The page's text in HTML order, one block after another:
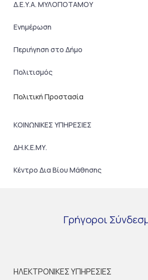
Δ.Ε.Υ.Α. ΜΥΛΟΠΟΤΑΜΟΥ
Ενημέρωση
Περιήγηση στο Δήμο
Πολιτισμός
Πολιτική Προστασία
ΚΟΙΝΩΝΙΚΕΣ ΥΠΗΡΕΣΙΕΣ
ΔΗ.Κ.Ε.ΜΥ.
Κέντρο Δια Βίου Μάθησης
Γρήγοροι
ΗΛΕΚΤΡΟΝΙΚΕΣ ΥΠΗΡΕΣΙΕΣ